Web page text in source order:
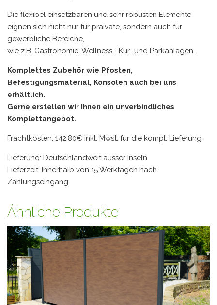
Die flexibel einsetzbaren und sehr robusten Elemente
eignen sich nicht nur für praivate, sondern auch für
gewerbliche Bereiche,
wie z.B. Gastronomie, Wellness-, Kur- und Parkanlagen.
Komplettes Zubehör wie Pfosten,
Befestigungsmaterial, Konsolen auch bei uns
erhältlich.
Gerne erstellen wir Ihnen ein unverbindliches
Komplettangebot.
Frachtkosten: 142,80€ inkl. Mwst. für die kompl. Lieferung.
Lieferung: Deutschlandweit ausser Inseln
Lieferzeit: Innerhalb von 15 Werktagen nach
Zahlungseingang.
Ähnliche Produkte